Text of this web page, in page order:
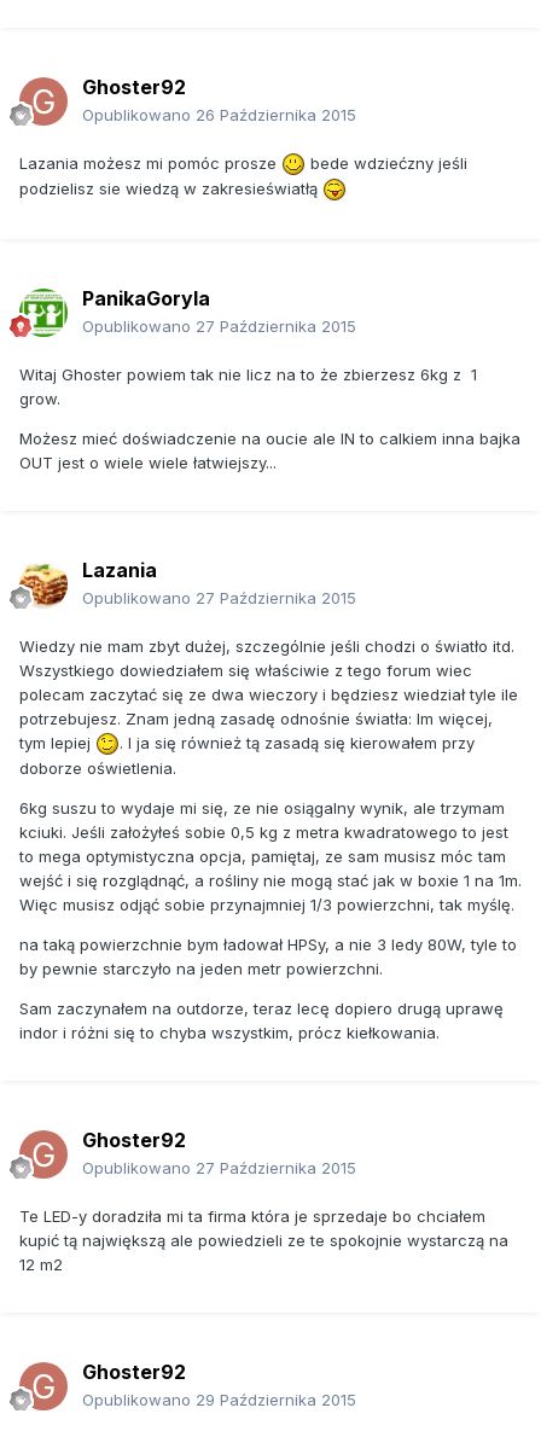
Ghoster92
Opublikowano 26 Października 2015
Lazania możesz mi pomóc prosze
bede wdziećzny jeśli
podzielisz sie wiedzą w zakresieświatłą
PanikaGoryla
Opublikowano 27 Października 2015
Witaj Ghoster powiem tak nie licz na to że zbierzesz 6kg z 1
grow.
Możesz mieć doświadczenie na oucie ale IN to calkiem inna bajka
OUT jest o wiele wiele łatwiejszy...
Lazania
Opublikowano 27 Października 2015
Wiedzy nie mam zbyt dużej, szczególnie jeśli chodzi o światło itd.
Wszystkiego dowiedziałem się właściwie z tego forum wiec
polecam zaczytać się ze dwa wieczory i będziesz wiedział tyle ile
potrzebujesz. Znam jedną zasadę odnośnie światła: Im więcej,
tym lepiej
. I ja się również tą zasadą się kierowałem przy
doborze oświetlenia.
6kg suszu to wydaje mi się, ze nie osiągalny wynik, ale trzymam
kciuki. Jeśli założyłeś sobie 0,5 kg z metra kwadratowego to jest
to mega optymistyczna opcja, pamiętaj, ze sam musisz móc tam
wejść i się rozglądnąć, a rośliny nie mogą stać jak w boxie 1 na 1m.
Więc musisz odjąć sobie przynajmniej 1/3 powierzchni, tak myślę.
na taką powierzchnie bym ładował HPSy, a nie 3 ledy 80W, tyle to
by pewnie starczyło na jeden metr powierzchni.
Sam zaczynałem na outdorze, teraz lecę dopiero drugą uprawę
indor i różni się to chyba wszystkim, prócz kiełkowania.
Ghoster92
Opublikowano 27 Października 2015
Te LED-y doradziła mi ta firma która je sprzedaje bo chciałem
kupić tą największą ale powiedzieli ze te spokojnie wystarczą na
12 m2
Ghoster92
Opublikowano 29 Października 2015